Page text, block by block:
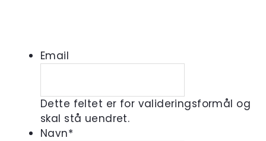
Email
Dette feltet er for valideringsformål og
skal stå uendret.
Navn*